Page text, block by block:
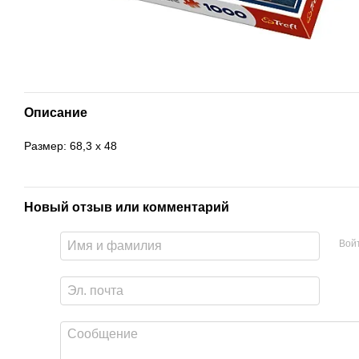
Описание
Размер: 68,3 х 48
Новый отзыв или комментарий